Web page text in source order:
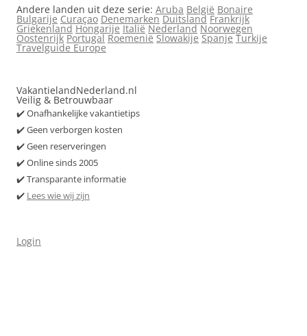
Andere landen uit deze serie: Aruba België Bonaire
Bulgarije Curaçao Denemarken Duitsland Frankrijk
Griekenland Hongarije Italië Nederland Noorwegen
Oostenrijk Portugal Roemenië Slowakije Spanje Turkije
Travelguide Europe
VakantielandNederland.nl
Veilig & Betrouwbaar
✔️ Onafhankelijke vakantietips
✔️ Geen verborgen kosten
✔️ Geen reserveringen
✔️ Online sinds 2005
✔️ Transparante informatie
✔️ Lees wie wij zijn
Login